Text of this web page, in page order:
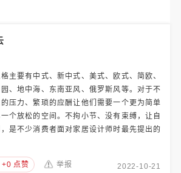
要有中式、新中式、美式、欧式、简欧、
、地中海、东南亚风、俄罗斯风等。对于不
压力、繁琐的应酬让他们需要一个更为简单
个放松的空间。不拘小节、没有束缚，让自
是不少消费者面对家居设计师时最先提出的
+0 点赞 举报 2022-10-21